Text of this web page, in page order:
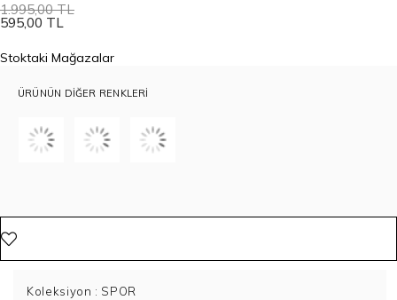
1.995,00 TL
595,00 TL
Stoktaki Mağazalar
ÜRÜNÜN DIĞER RENKLERI
Koleksiyon : SPOR